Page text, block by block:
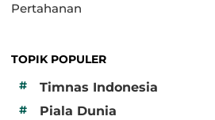
Pertahanan
TOPIK POPULER
#
Timnas Indonesia
# Piala Dunia